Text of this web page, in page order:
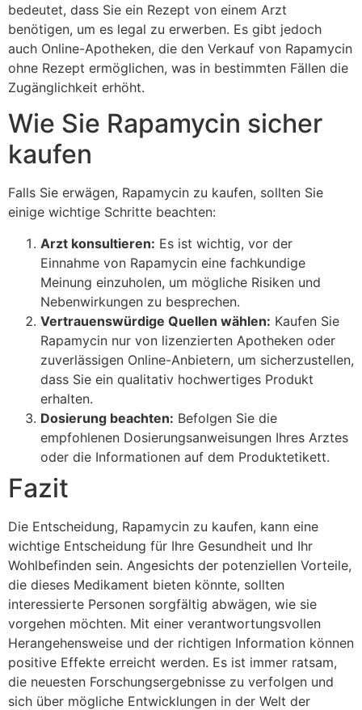
bedeutet, dass Sie ein Rezept von einem Arzt
benötigen, um es legal zu erwerben. Es gibt jedoch
auch Online-Apotheken, die den Verkauf von Rapamycin
ohne Rezept ermöglichen, was in bestimmten Fällen die
Zugänglichkeit erhöht.
Wie Sie Rapamycin sicher
kaufen
Falls Sie erwägen, Rapamycin zu kaufen, sollten Sie
einige wichtige Schritte beachten:
Arzt konsultieren: Es ist wichtig, vor der
Einnahme von Rapamycin eine fachkundige
Meinung einzuholen, um mögliche Risiken und
Nebenwirkungen zu besprechen.
Vertrauenswürdige Quellen wählen: Kaufen Sie
Rapamycin nur von lizenzierten Apotheken oder
zuverlässigen Online-Anbietern, um sicherzustellen,
dass Sie ein qualitativ hochwertiges Produkt
erhalten.
Dosierung beachten: Befolgen Sie die
empfohlenen Dosierungsanweisungen Ihres Arztes
oder die Informationen auf dem Produktetikett.
Fazit
Die Entscheidung, Rapamycin zu kaufen, kann eine
wichtige Entscheidung für Ihre Gesundheit und Ihr
Wohlbefinden sein. Angesichts der potenziellen Vorteile,
die dieses Medikament bieten könnte, sollten
interessierte Personen sorgfältig abwägen, wie sie
vorgehen möchten. Mit einer verantwortungsvollen
Herangehensweise und der richtigen Information können
positive Effekte erreicht werden. Es ist immer ratsam,
die neuesten Forschungsergebnisse zu verfolgen und
sich über mögliche Entwicklungen in der Welt der